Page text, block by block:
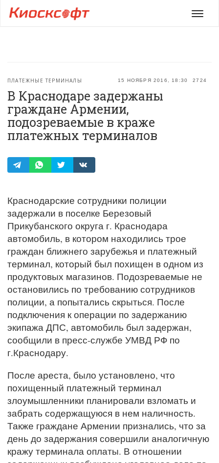
Меню
15 НОЯБРЯ 2016, 18:30 2724
ПЛАТЕЖНЫЕ ТЕРМИНАЛЫ
В Краснодаре задержаны
граждане Армении,
подозреваемые в краже
платежных терминалов
Краснодарские сотрудники полиции
задержали в поселке Березовый
Прикубанского округа г. Краснодара
автомобиль, в котором находились трое
граждан ближнего зарубежья и платежный
терминал, который был похищен в одном из
продуктовых магазинов. Подозреваемые не
остановились по требованию сотрудников
полиции, а попытались скрыться. После
подключения к операции по задержанию
экипажа ДПС, автомобиль был задержан,
сообщили в пресс-службе УМВД РФ по
г.Краснодару.
После ареста, было установлено, что
похищенный платежный терминал
злоумышленники планировали взломать и
забрать содержащуюся в нем наличность.
Также граждане Армении признались, что за
день до задержания совершили аналогичную
кражу терминала оплаты. В отношении